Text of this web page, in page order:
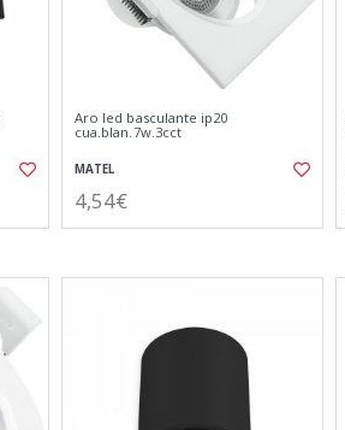
Aro led basculante ip20
cua.blan.7w.3cct
MATEL
4,54€